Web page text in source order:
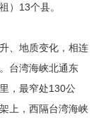
）13个县。
、地质变化，相连
台湾海峡北通东
，最窄处130公
上，西隔台湾海峡